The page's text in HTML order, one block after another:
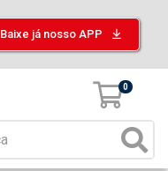
Baixe já nosso APP
0